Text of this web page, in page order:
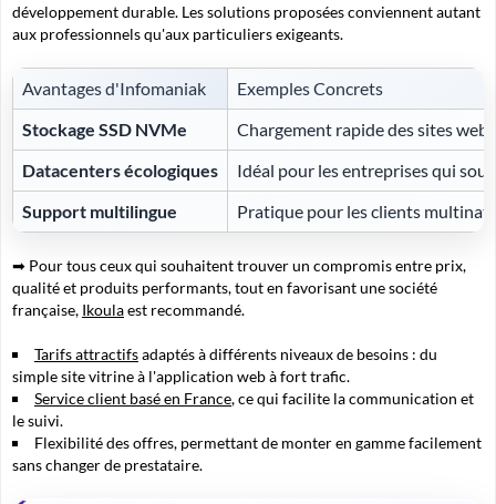
développement durable. Les solutions proposées conviennent autant
aux professionnels qu'aux particuliers exigeants.
Avantages d'Infomaniak
Exemples Concrets
Stockage SSD NVMe
Chargement rapide des sites
Datacenters écologiques
Idéal pour les entreprises qui
Support multilingue
Pratique pour les clients
➡ Pour tous ceux qui souhaitent trouver un compromis entre prix,
qualité et produits performants, tout en favorisant une société
française, Ikoulaest recommandé.
Tarifs attractifsadaptés à différents niveaux de besoins : du
simple site vitrine à l'application web à fort trafic.
Service client basé en France, ce qui facilite la communication et
le suivi.
Flexibilité des offres, permettant de monter en gamme facilement
sans changer de prestataire.